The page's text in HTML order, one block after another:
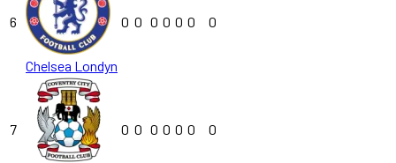
6
Chelsea Londyn
0 0 0 0 0 0 0
7 0 0 0 0 0 0 0